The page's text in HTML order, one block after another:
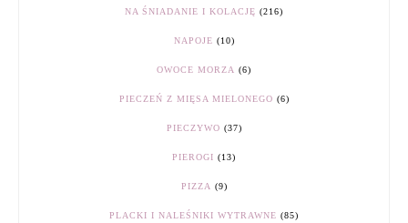
NA ŚNIADANIE I KOLACJĘ (216)
NAPOJE (10)
OWOCE MORZA (6)
PIECZEŃ Z MIĘSA MIELONEGO (6)
PIECZYWO (37)
PIEROGI (13)
PIZZA (9)
PLACKI I NALEŚNIKI WYTRAWNE (85)